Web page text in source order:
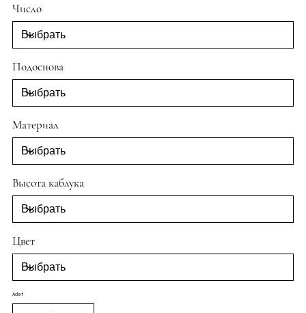
Число
Подоснова
Материал
Высота каблука
Цвет
Adet